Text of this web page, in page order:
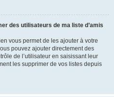
des utilisateurs de ma liste d’amis
vous permet de les ajouter à votre
pouvez ajouter directement des
de l’utilisateur en saisissant leur
les supprimer de vos listes depuis